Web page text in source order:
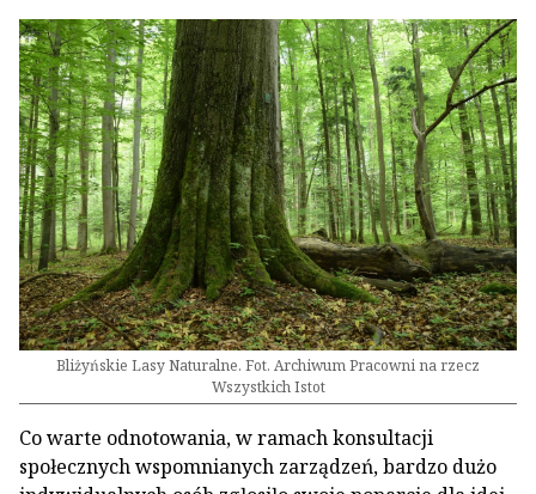
Bliżyńskie Lasy Naturalne. Fot. Archiwum Pracowni na rzecz
Wszystkich Istot
Co warte odnotowania, w ramach konsultacji
społecznych wspomnianych zarządzeń, bardzo dużo